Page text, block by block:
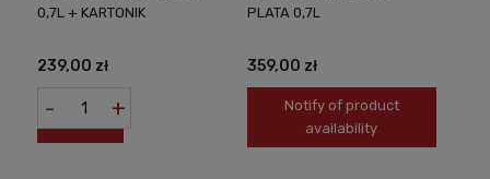
0,7L + KARTONIK
239,00 zł
- +
PLATA 0,7L
359,00 zł
Notify of product
availability